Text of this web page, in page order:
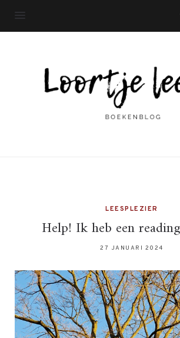
LEESPLEZIER
Help! Ik heb een
27 JANUARI 2024